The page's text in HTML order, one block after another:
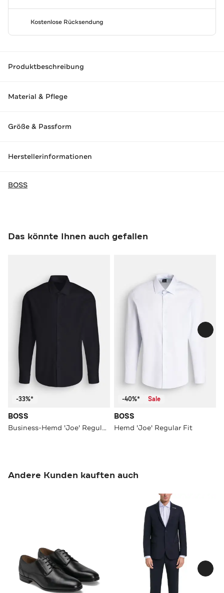
Kostenlose Rücksendung
Produktbeschreibung
Material & Pflege
Größe & Passform
Herstellerinformationen
BOSS
Das könnte Ihnen auch gefallen
-33%*
BOSS
Business-Hemd 'Joe' Regular Fit
-40%* Sale
BOSS
Hemd 'Joe' Regular Fit
Andere Kunden kauften auch